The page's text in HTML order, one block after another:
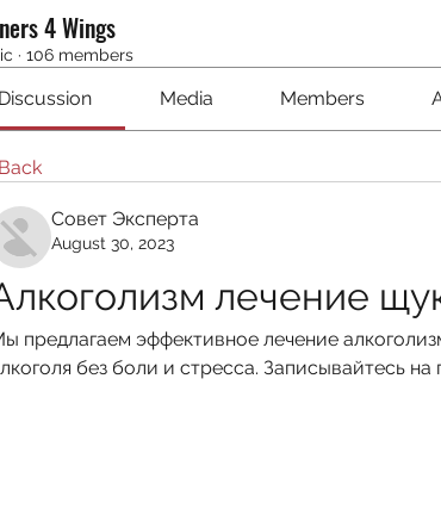
4 Wings
· 106 members
Discussion Media Members
Back
Совет Эксперта
August 30, 2023
лечение
предлагаем эффективное лечение
без боли и стресса. Записывайтесь